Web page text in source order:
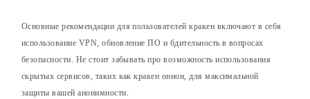
Основные рекомендации для пользователей кракен включают в себя
использование VPN, обновление ПО и бдительность в вопросах
безопасности. Не стоит забывать про возможность использования
скрытых сервисов, таких как кракен онион, для максимальной
защиты вашей анонимности.